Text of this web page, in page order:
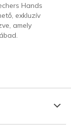
Hands
exkluzív
amely